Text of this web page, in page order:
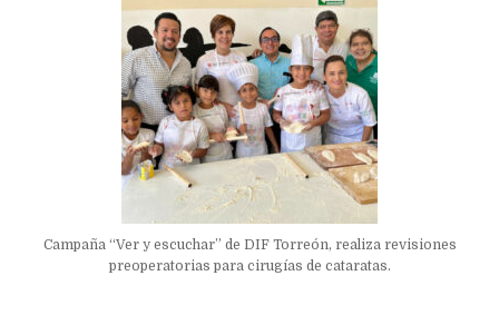
Campaña “Ver y escuchar” de DIF Torreón, realiza revisiones
preoperatorias para cirugías de cataratas.